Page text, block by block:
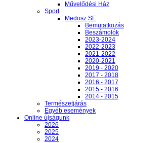
Művelődési Ház
Sport
Medosz SE
Bemutatkozás
Beszámolók
2023-2024
2022-2023
2021-2022
2020-2021
2019 - 2020
2017 - 2018
2016 - 2017
2015 - 2016
2014 - 2015
Természetjárás
Egyéb események
Online újságunk
2026
2025
2024